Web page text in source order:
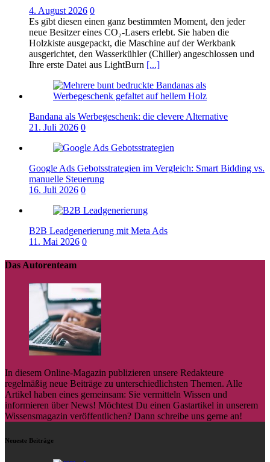
4. August 2026 0
Es gibt diesen einen ganz bestimmten Moment, den jeder
neue Besitzer eines CO₂-Lasers erlebt. Sie haben die
Holzkiste ausgepackt, die Maschine auf der Werkbank
ausgerichtet, den Wasserkühler (Chiller) angeschlossen und
Ihre erste Datei aus LightBurn [...]
Bandana als Werbegeschenk: die clevere Alternative
21. Juli 2026 0
Google Ads Gebotsstrategien im Vergleich: Smart Bidding vs.
manuelle Steuerung
16. Juli 2026 0
B2B Leadgenerierung mit Meta Ads
11. Mai 2026 0
Das Autorenteam
In diesem Online-Magazin publizieren unsere Redakteure
regelmäßig neue Beiträge zu unterschiedlichsten Themen. Alle
Artikel haben eines gemeinsam: Sie vermitteln Wissen und
informieren über News! Möchtest Du einen Gastartikel in unserem
Wissensmagazin veröffentlichen? Dann schreibe uns gerne an!
Neueste Beiträge